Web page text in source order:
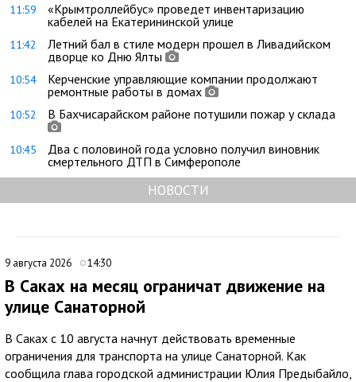
11:59
«Крымтроллейбус» проведет инвентаризацию
кабелей на Екатерининской улице
11:42
Летний бал в стиле модерн прошел в Ливадийском
дворце ко Дню Ялты
10:54
Керченские управляющие компании продолжают
ремонтные работы в домах
10:52 В Бахчисарайском районе потушили пожар у склада
10:45
Два с половиной года условно получил виновник
смертельного ДТП в Симферополе
НОВОСТИ
9 августа 2026 14:30
В Саках на месяц ограничат движение на
улице Санаторной
В Саках с 10 августа начнут действовать временные
ограничения для транспорта на улице Санаторной. Как
сообщила глава городской администрации Юлия Предыбайло,